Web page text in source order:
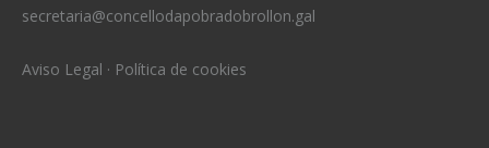
secretaria@concellodapobradobrollon.gal
Aviso Legal · Política de cookies